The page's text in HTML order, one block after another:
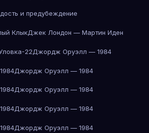
и предубеждение
КлыкДжек Лондон — Мартин Иден
22Джордж Оруэлл — 1984
Джордж Оруэлл — 1984
Джордж Оруэлл — 1984
Джордж Оруэлл — 1984
Джордж Оруэлл — 1984